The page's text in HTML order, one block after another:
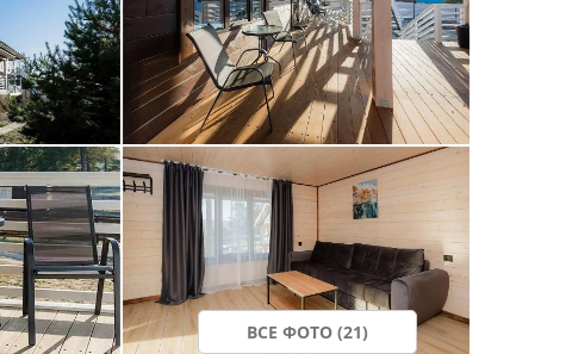
ВСЕ ФОТО (21)